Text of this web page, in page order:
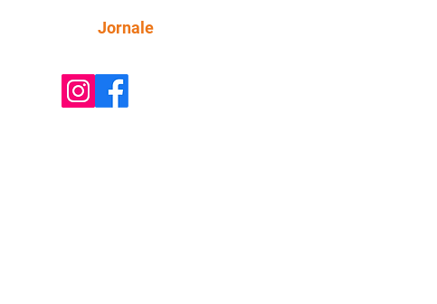
desconfianças de Jendal, que sonda Pascoal
sobre seu conselheiro. Chinua sugere que
Jornale